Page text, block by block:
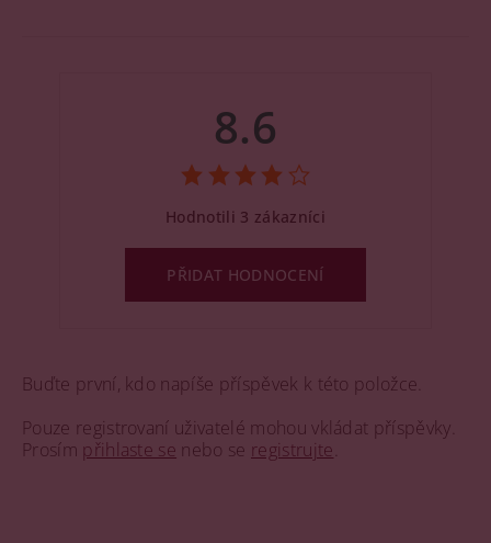
Buďte první, kdo napíše příspěvek k této položce.
Pouze registrovaní uživatelé mohou vkládat příspěvky.
Prosím přihlaste se nebo se registrujte
8.6
Hodnotili 3 zákazníci
PŘIDAT HODNOCENÍ